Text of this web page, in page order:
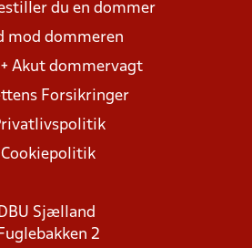
du en dommer
mod dommeren
Akut dommervagt
Forsikringer
Cookiepolitik
DBU Sjælland
Fuglebakken 2